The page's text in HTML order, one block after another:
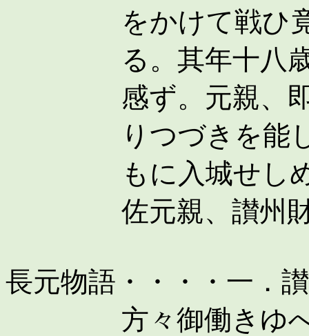
をかけて戦ひ
る。其年十八
感ず。元親、
りつづきを能
もに入城せ
佐元親、讃州
長元物語・・・・一．
方々御働きゆ